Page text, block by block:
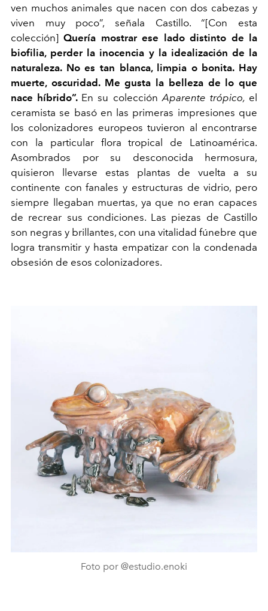
ven muchos animales que nacen con dos cabezas y
viven muy poco”, señala Castillo. “[Con esta
colección] Quería mostrar ese lado distinto de la
biofilia, perder la inocencia y la idealización de la
naturaleza. No es tan blanca, limpia o bonita. Hay
muerte, oscuridad. Me gusta la belleza de lo que
nace híbrido”. En su colecciónAparente trópico, el
ceramista se basó en las primeras impresiones que
los colonizadores europeos tuvieron al encontrarse
con la particular flora tropical de Latinoamérica.
Asombrados por su desconocida hermosura,
quisieron llevarse estas plantas de vuelta a su
continente con fanales y estructuras de vidrio, pero
siempre llegaban muertas, ya que no eran capaces
de recrear sus condiciones. Las piezas de Castillo
son negras y brillantes, con una vitalidad fúnebre que
logra transmitir y hasta empatizar con la condenada
obsesión de esos colonizadores.
Foto por @estudio.enoki